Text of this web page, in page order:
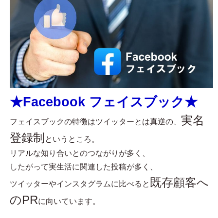
★Facebook フェイスブック★
フェイスブックの特徴はツイッターとは真逆の、 実名
登録制 というところ。
リアルな知り合いとのつながりが多く、
したがって実生活に関連した投稿が多く、
ツイッターやインスタグラムに比べると 既存顧客へ
のPRに向いています。